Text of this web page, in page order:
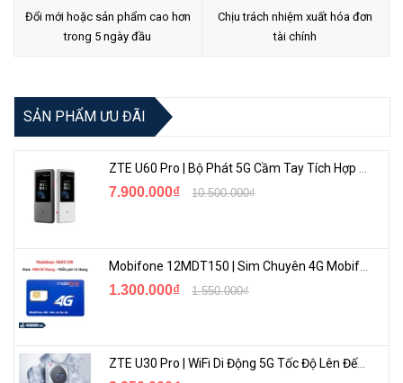
tích hợp công nghệ ống kính kép, mang lại giải pháp an
ninh đa năng với khả năng quan sát rộng lớn và chi tiết
cách thông minh để bảo vệ tối ưu.
Đổi mới hoặc sản phẩm cao hơn
trong 5 ngày đầu
Chịu trách nhiệm xuất hóa đơn
tài chính
SẢN PHẨM ƯU ĐÃI
ZTE U60 Pro | Bộ Phát 5G Cầm Tay Tích Hợp Công Nghệ WiFi 7, Pin 10000mAh
7.900.000₫ 10.500.000₫
1.300.000₫ 1.550.000₫
ZTE U30 Pro | WiFi Di Động 5G Tốc Độ Lên Đến 500Mbps, Màn Hình Cảm Ứng